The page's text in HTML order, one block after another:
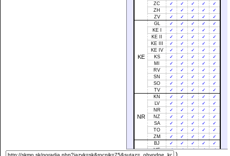
ZC
✓ ✓ ✓ ✓
✓
ZH
✓ ✓ ✓ ✓
✓
ZV
✓ ✓ ✓ ✓ ✓
KE
GL ✓ ✓ ✓ ✓
✓
KE I
✓ ✓ ✓ ✓
✓
KE II
✓ ✓ ✓ ✓
✓
KE III
✓ ✓ ✓ ✓
✓
KE IV
✓ ✓ ✓ ✓
✓
KS
✓ ✓ ✓ ✓
✓
MI
✓ ✓ ✓ ✓
✓
RV
✓ ✓ ✓ ✓
✓
SN
✓ ✓ ✓ ✓
✓
SO
✓ ✓ ✓ ✓
✓
TV
✓ ✓ ✓ ✓ ✓
NR
KN ✓ ✓ ✓ ✓
✓
LV
✓ ✓ ✓ ✓
✓
NR
✓ ✓ ✓ ✓
✓
NZ
✓ ✓ ✓ ✓
✓
SA
✓ ✓ ✓ ✓
✓
TO
✓ ✓ ✓ ✓
✓
ZM
✓ ✓ ✓ ✓
✓
BJ
✓ ✓ ✓ ✓
✓
HE
✓ ✓ ✓ ✓
✓